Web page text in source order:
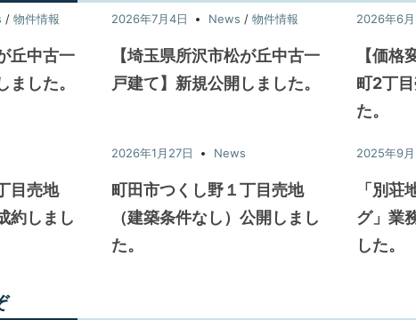
/物件情報
丘中古一
ました。
2026年7月4日 News /物件情報
【埼玉県所沢市松が丘中古一
戸建て】新規公開しました。
2026年6
【価格
町2丁
た。
目売地
約しまし
2026年1月27日 News
町田市つくし野１丁目売地
（建築条件なし）公開しまし
た。
2025年9
「別荘
グ」業
した。